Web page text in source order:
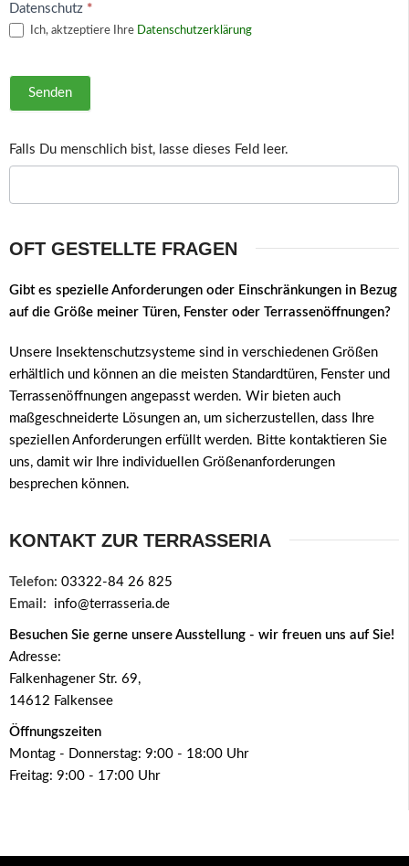
Datenschutz *
Ich, aktzeptiere Ihre Datenschutzerklärung
Senden
Falls Du menschlich bist, lasse dieses Feld leer.
OFT GESTELLTE FRAGEN
Gibt es spezielle Anforderungen oder Einschränkungen in Bezug
auf die Größe meiner Türen, Fenster oder Terrassenöffnungen?
Unsere Insektenschutzsysteme sind in verschiedenen Größen
erhältlich und können an die meisten Standardtüren, Fenster und
Terrassenöffnungen angepasst werden. Wir bieten auch
maßgeschneiderte Lösungen an, um sicherzustellen, dass Ihre
speziellen Anforderungen erfüllt werden. Bitte kontaktieren Sie
uns, damit wir Ihre individuellen Größenanforderungen
besprechen können.
KONTAKT ZUR TERRASSERIA
Telefon: 03322-84 26 825
Email: info@terrasseria.de
Besuchen Sie gerne unsere Ausstellung - wir freuen uns auf Sie!
Adresse:
Falkenhagener Str. 69,
14612 Falkensee
Öffnungszeiten
Montag - Donnerstag: 9:00 - 18:00 Uhr
Freitag: 9:00 - 17:00 Uhr